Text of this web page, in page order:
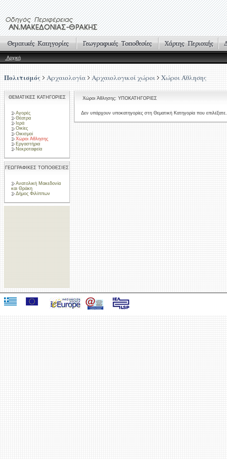
Αρχική
Πολιτισμός Αρχαιολογία Αρχαιολογικοί χώροι Χώροι Άθλησης
ΘΕΜΑΤΙΚΕΣ ΚΑΤΗΓΟΡΙΕΣ
Αγορές
Θέατρα
Ιερά
Οικίες
Οικισμοί
Χώροι Άθλησης
Εργαστήρια
Νεκροταφεία
ΓΕΩΓΡΑΦΙΚΕΣ ΤΟΠΟΘΕΣΙΕΣ
Ανατολική Μακεδονία
και Θράκη
Δήμος Φιλίππων
Χώροι Άθλησης: ΥΠΟΚΑΤΗΓΟΡΙΕΣ
Δεν υπάρχουν υποκατηγορίες στη Θεματική Κατηγορία που επιλέξατε.